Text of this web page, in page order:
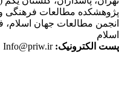
مطالعات فرهنگی و
مطالعات جهان اسلام،
الکترونیک:Info@priw.ir